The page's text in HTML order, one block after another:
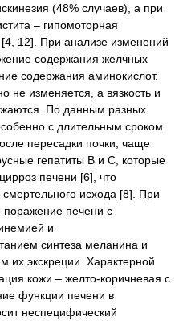
(48% случаев), а при
– гипомоторная
12]. При анализе изменений
содержания желчных
содержания аминокислот.
не изменяется, а вязкость и
По данным разных
с длительным сроком
пересадки почки, чаще
гепатиты В и С, которые
печени [6], что
смертельного исхода [8]. При
печени с
и
синтеза меланина и
их экскреции. Характерной
кожи – желто-коричневая с
функции печени в
неспецифический